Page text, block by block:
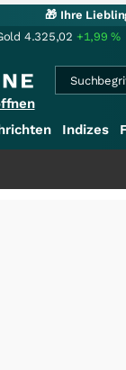
🎁 Ihre
4.325,02 +1,99%
Indizes